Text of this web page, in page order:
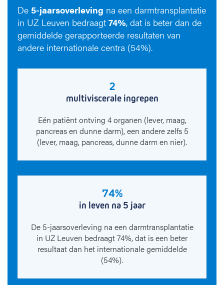
De 5-jaarsoverleving na een darmtransplantatie
in UZ Leuven bedraagt 74%, dat is beter dan de
gemiddelde gerapporteerde resultaten van
andere internationale centra (54%).
2
multiviscerale ingrepen
Eén patiënt ontving 4 organen (lever, maag,
pancreas en dunne darm), een andere zelfs 5
(lever, maag, pancreas, dunne darm en nier).
74%
in leven na 5 jaar
De 5-jaarsoverleving na een darmtransplantatie
in UZ Leuven bedraagt 74%, dat is een beter
resultaat dan het internationale gemiddelde
(54%).